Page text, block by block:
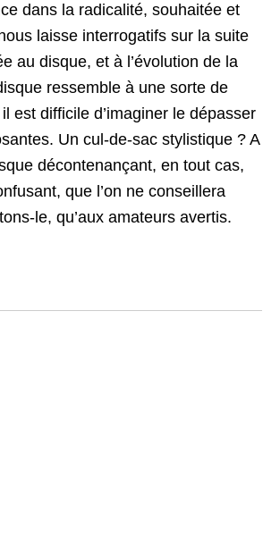
dans la radicalité, souhaitée et
laisse interrogatifs sur la suite
au disque, et à l’évolution de la
ressemble à une sorte de
est difficile d’imaginer le dépasser
Un cul-de-sac stylistique ? A
décontenançant, en tout cas,
que l’on ne conseillera
le, qu’aux amateurs avertis.